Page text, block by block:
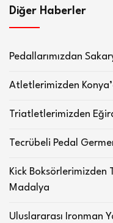
Diğer Haberler
Pedallarımızdan
Atletlerimizden
Triatletlerimizden
Tecrübeli Pedal
Kick Boksörlerimizden
Madalya
Uluslararası Ironman